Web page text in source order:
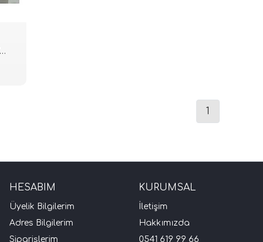
1
HESABIM
Üyelik Bilgilerim
Adres Bilgilerim
Siparişlerim
KURUMSAL
İletişim
Hakkımızda
0541 619 99 66